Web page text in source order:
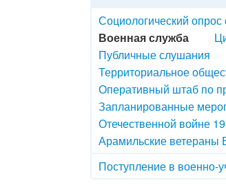
Социологический опрос
Военная служба
Публичные слушания
Территориальное
Оперативный штаб по
Запланированные
Отечественной войне
Арамильские ветераны
Поступление в военно-